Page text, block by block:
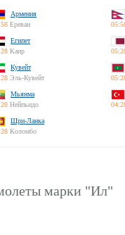
Армения
Ереван
Египет
Каир
Кувейт
Эль-Кувейт
Мьянма
Нейпьидо
Шри-Ланка
Коломбо
марки "Ил"